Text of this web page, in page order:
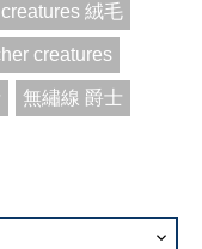
絨毛
creatures
無繡線 爵士